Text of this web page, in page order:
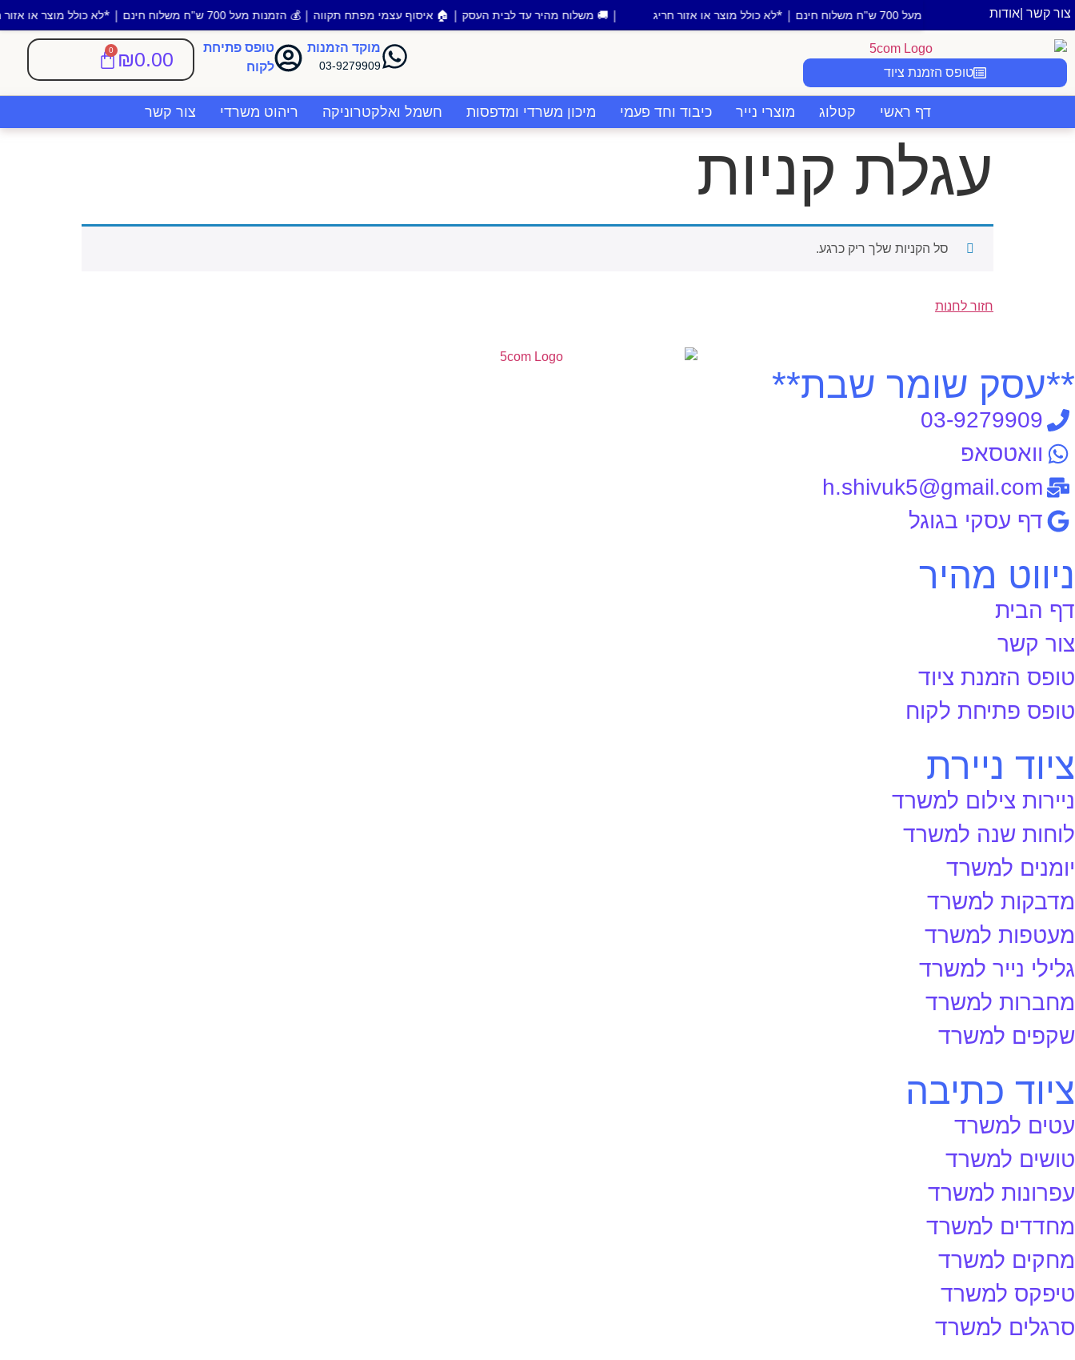
צור קשר | אודות
700 ש"ח משלוח חינם | *לא כולל מוצר או אזור חריג | 🚚 משלוח מהיר עד לבית העסק | 🏠 איסוף עצמי מפתח תקווה | 💰 הזמנות מעל 700 ש"ח משלוח חינם | *לא כולל מוצר או אזור חריג |
טופס הזמנת ציוד
מוקד הזמנות
03-9279909
טופס פתיחת
לקוח
₪0.00
0
דף ראשי קטלוג מוצרי נייר כיבוד וחד פעמי מיכון משרדי ומדפסות חשמל ואלקטרוניקה ריהוט משרדי צור קשר
עגלת קניות
סל הקניות שלך ריק כרגע.
חזור לחנות
**עסק שומר שבת**
03-9279909
וואטסאפ
h.shivuk5@gmail.com
דף עסקי בגוגל
ניווט מהיר
דף הבית
צור קשר
טופס הזמנת ציוד
טופס פתיחת לקוח
ציוד ניירת
ניירות צילום למשרד
לוחות שנה למשרד
יומנים למשרד
מדבקות למשרד
מעטפות למשרד
גלילי נייר למשרד
מחברות למשרד
שקפים למשרד
ציוד כתיבה
עטים למשרד
טושים למשרד
עפרונות למשרד
מחדדים למשרד
מחקים למשרד
טיפקס למשרד
סרגלים למשרד